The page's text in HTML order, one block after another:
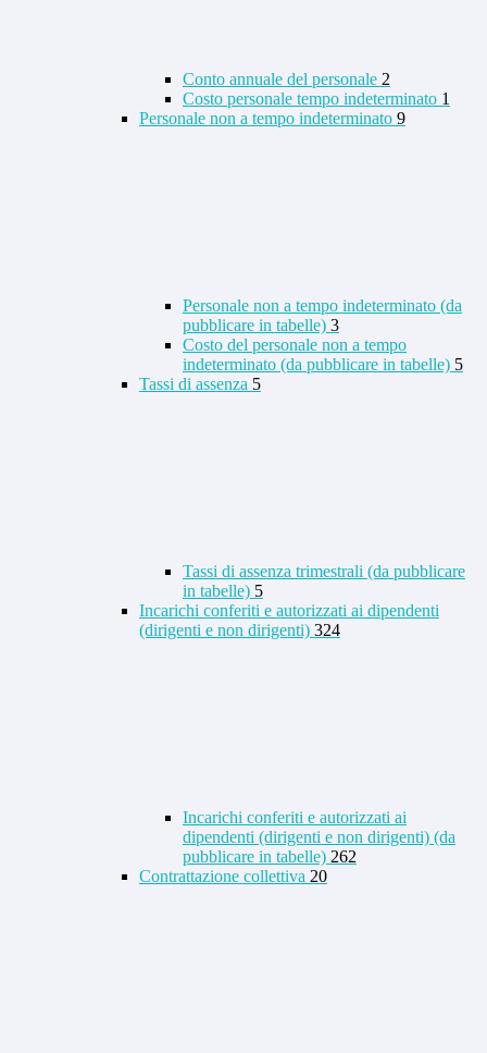
Conto annuale del personale 2
Costo personale tempo indeterminato 1
Personale non a tempo indeterminato 9
Personale non a tempo indeterminato (da
pubblicare in tabelle) 3
Costo del personale non a tempo
indeterminato (da pubblicare in tabelle) 5
Tassi di assenza 5
Tassi di assenza trimestrali (da pubblicare
in tabelle) 5
Incarichi conferiti e autorizzati ai dipendenti
(dirigenti e non dirigenti) 324
Incarichi conferiti e autorizzati ai
dipendenti (dirigenti e non dirigenti) (da
pubblicare in tabelle) 262
Contrattazione collettiva 20